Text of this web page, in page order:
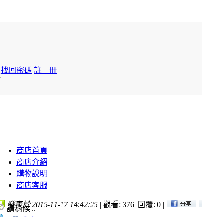
找回密碼 註 冊
商店首頁
商店介紹
購物說明
商店客服
發表於 2015-11-17 14:42:25 | 觀看: 376| 回覆: 0 |
請稍候...